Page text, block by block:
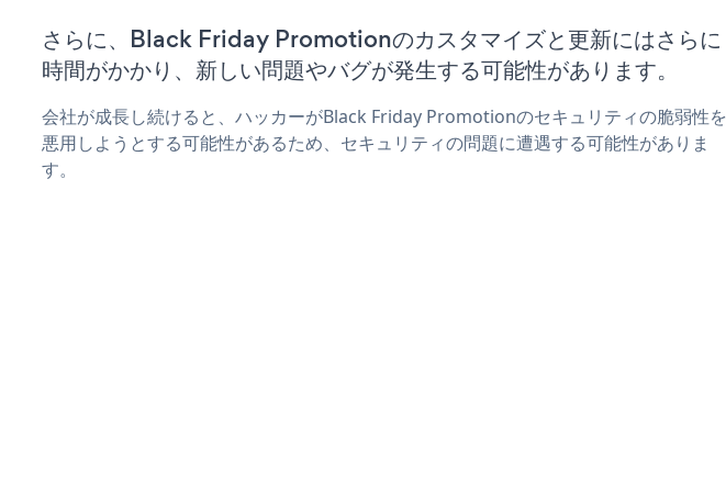
さらに、Black Friday Promotionのカスタマイズと更新にはさらに
時間がかかり、新しい問題やバグが発生する可能性があります。
会社が成長し続けると、ハッカーがBlack Friday Promotionのセキュリティの脆弱性を
悪用しようとする可能性があるため、セキュリティの問題に遭遇する可能性がありま
す。